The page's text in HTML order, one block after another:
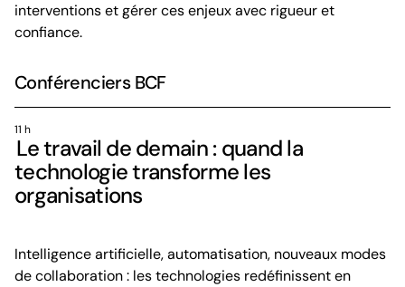
interventions et gérer ces enjeux avec rigueur et
confiance.
Conférenciers BCF
Le travail de demain : quand la
technologie transforme les
organisations
11 h
Intelligence artificielle, automatisation, nouveaux modes
de collaboration : les technologies redéfinissent en